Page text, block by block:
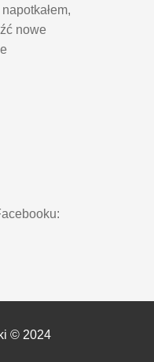
nowe
© 2024